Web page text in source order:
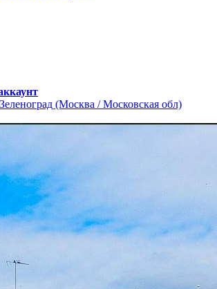
Зеленоград (Москва / Московская обл)